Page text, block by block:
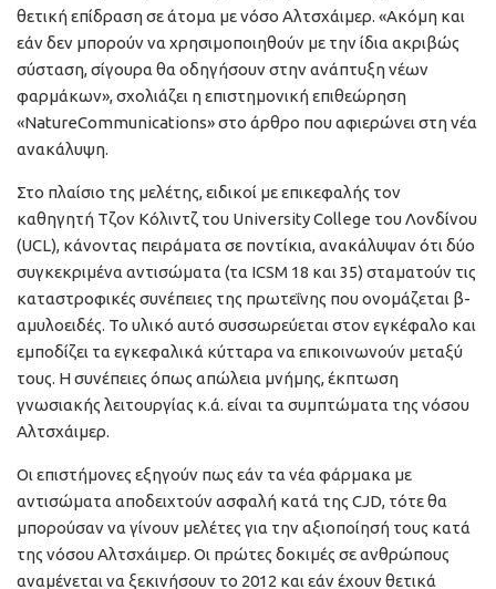
θετική επίδραση σε άτομα με νόσο Αλτσχάιμερ. «Ακόμη και
εάν δεν μπορούν να χρησιμοποιηθούν με την ίδια ακριβώς
σύσταση, σίγουρα θα οδηγήσουν στην ανάπτυξη νέων
φαρμάκων», σχολιάζει η επιστημονική επιθεώρηση
«NatureCommunications» στο άρθρο που αφιερώνει στη νέα
ανακάλυψη.
Στο πλαίσιο της μελέτης, ειδικοί με επικεφαλής τον
καθηγητή Τζον Κόλιντζ του University College του Λονδίνου
(UCL), κάνοντας πειράματα σε ποντίκια, ανακάλυψαν ότι δύο
συγκεκριμένα αντισώματα (τα ICSM 18 και 35) σταματούν τις
καταστροφικές συνέπειες της πρωτεΐνης που ονομάζεται β-
αμυλοειδές. Το υλικό αυτό συσσωρεύεται στον εγκέφαλο και
εμποδίζει τα εγκεφαλικά κύτταρα να επικοινωνούν μεταξύ
τους. Η συνέπειες όπως απώλεια μνήμης, έκπτωση
γνωσιακής λειτουργίας κ.ά. είναι τα συμπτώματα της νόσου
Αλτσχάιμερ.
Οι επιστήμονες εξηγούν πως εάν τα νέα φάρμακα με
αντισώματα αποδειχτούν ασφαλή κατά της CJD, τότε θα
μπορούσαν να γίνουν μελέτες για την αξιοποίησή τους κατά
της νόσου Αλτσχάιμερ. Οι πρώτες δοκιμές σε ανθρώπους
αναμένεται να ξεκινήσουν το 2012 και εάν έχουν θετικά